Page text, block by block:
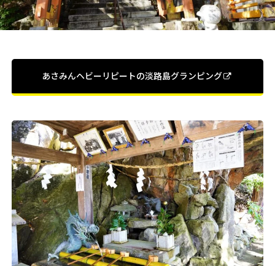
あさみんヘビーリピートの淡路島グランピング